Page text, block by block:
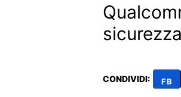
CONDIVIDI: FB